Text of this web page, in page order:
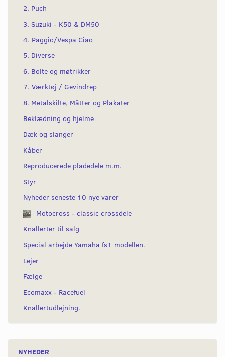
2. Puch
3. Suzuki - K50 & DM50
4. Paggio/Vespa Ciao
5. Diverse
6. Bolte og møtrikker
7. Værktøj / Gevindrep
8. Metalskilte, Måtter og Plakater
Beklædning og hjelme
Dæk og slanger
Kåber
Reproducerede pladedele m.m.
Styr
Nyheder seneste 10 nye varer
Motocross - classic crossdele
Knallerter til salg
Special arbejde Yamaha fs1 modellen.
Lejer
Fælge
Ecomaxx - Racefuel
Knallertudlejning.
NYHEDER